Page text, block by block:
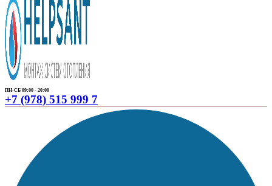
ПН-СБ 09:00 - 20:00
+7 (978) 515 999 7